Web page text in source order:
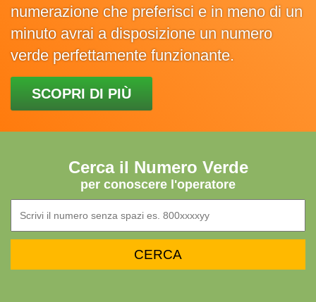
numerazione che preferisci e in meno di un
minuto avrai a disposizione un numero
verde perfettamente funzionante.
SCOPRI DI PIÙ
Cerca il Numero Verde
per conoscere l'operatore